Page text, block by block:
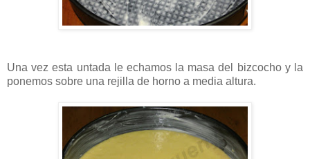
Una vez esta untada le echamos la masa del bizcocho y la
ponemos sobre una rejilla de horno a media altura.